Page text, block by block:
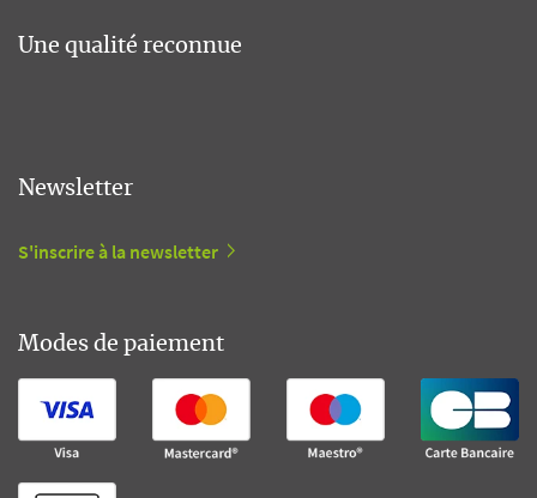
Une qualité reconnue
Newsletter
S'inscrire à la newsletter
Modes de paiement